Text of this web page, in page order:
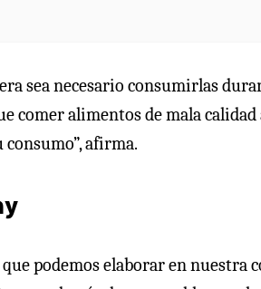
sea necesario consumirlas
comer alimentos de mala
consumo”, afirma.
podemos elaborar en nuestra